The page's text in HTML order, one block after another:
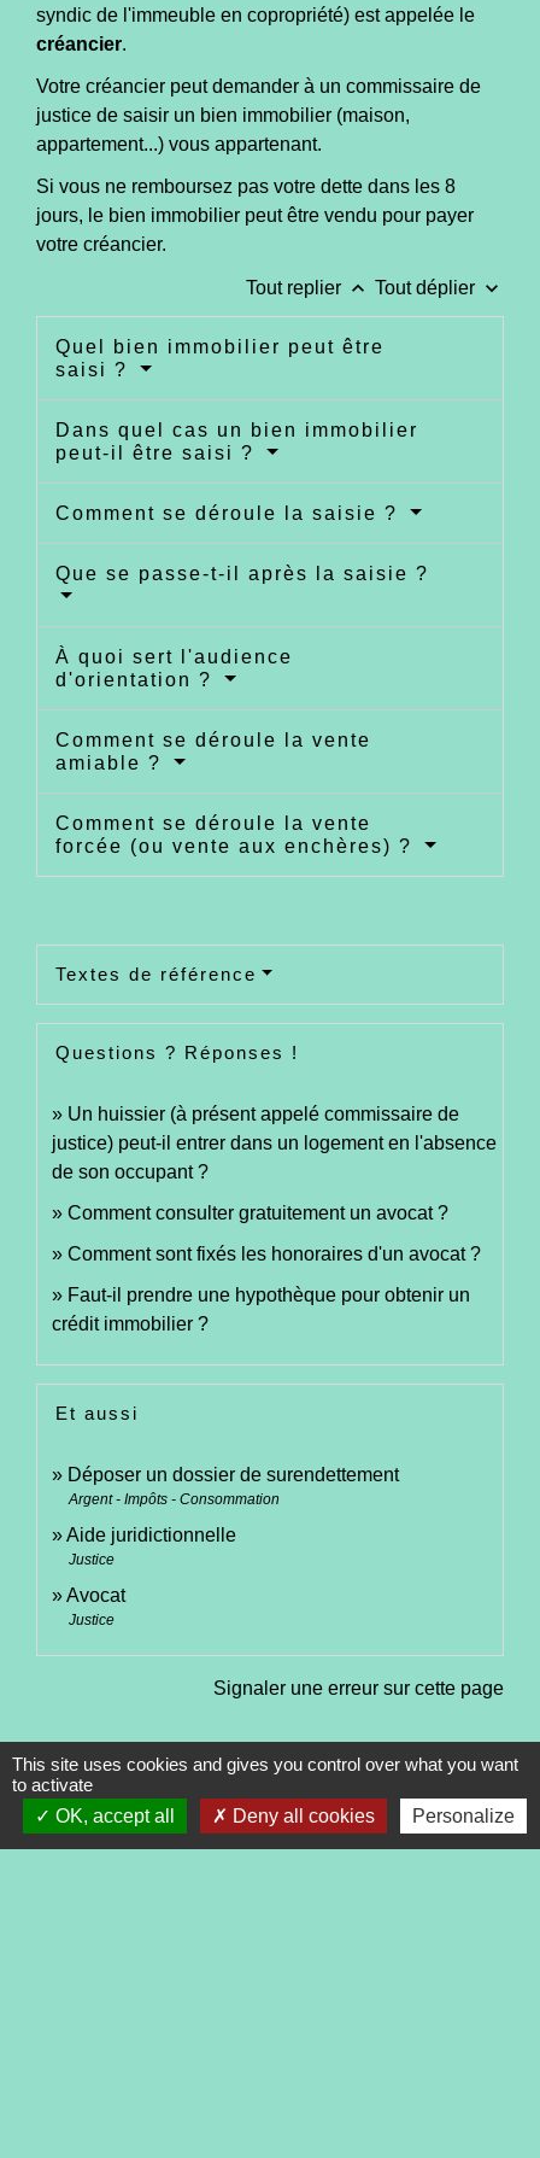
syndic de l'immeuble en copropriété) est appelée le
créancier.
Votre créancier peut demander à un commissaire de
justice de saisir un bien immobilier (maison,
appartement...) vous appartenant.
Si vous ne remboursez pas votre dette dans les 8
jours, le bien immobilier peut être vendu pour payer
votre créancier.
Tout replier keyboard_arrow_up Tout déplier keyboard_arrow_down
Quel bien immobilier peut être
saisi ?
Dans quel cas un bien immobilier
peut-il être saisi ?
Comment se déroule la saisie ?
Que se passe-t-il après la saisie ?
À quoi sert l'audience
d'orientation ?
Comment se déroule la vente
amiable ?
Comment se déroule la vente
forcée (ou vente aux enchères) ?
Textes de référence
Questions ? Réponses !
Un huissier (à présent appelé commissaire de
justice) peut-il entrer dans un logement en l'absence
de son occupant ?
Comment consulter gratuitement un avocat ?
Comment sont fixés les honoraires d'un avocat ?
Faut-il prendre une hypothèque pour obtenir un
crédit immobilier ?
Et aussi
Déposer un dossier de surendettement
Argent - Impôts - Consommation
Aide juridictionnelle
Justice
Avocat
Justice
Signaler une erreur sur cette page
Contacts
This site uses cookies and gives you control over what you want
to activate
OK, accept all
Deny all cookies Personalize